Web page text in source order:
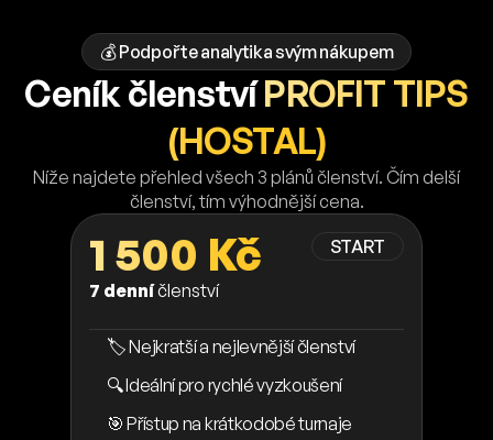
💰 Podpořte analytika svým nákupem
Ceník členstvíPROFIT TIPS
(HOSTAL)
Níže najdete přehled všech 3 plánů členství. Čím delší
členství, tím výhodnější cena.
START
1 500 Kč
7 denníčlenství
🏷️ Nejkratší a nejlevnější členství
🔍 Ideální pro rychlé vyzkoušení
🎯 Přístup na krátkodobé turnaje